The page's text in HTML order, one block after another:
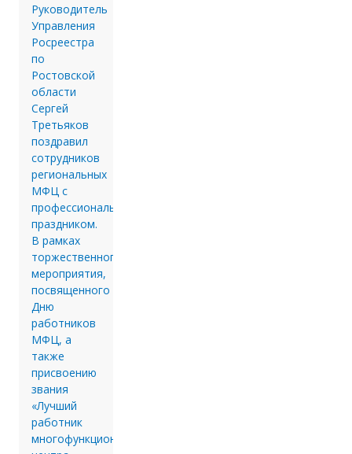
Руководитель
Управления
Росреестра
по
Ростовской
области
Сергей
Третьяков
поздравил
сотрудников
региональных
МФЦ с
профессиональным
праздником.
В рамках
торжественного
мероприятия,
посвященного
Дню
работников
МФЦ, а
также
присвоению
звания
«Лучший
работник
многофункционального